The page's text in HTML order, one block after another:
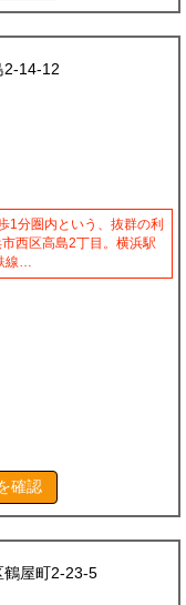
2-14-12
1分圏内という、抜群の利
西区高島2丁目。横浜駅
線…
確認
鶴屋町2-23-5